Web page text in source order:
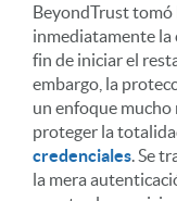
BeyondTrust tomó
inmediatamente la
fin de iniciar el
embargo, la
un enfoque mucho
proteger la
credenciales . Se
la mera